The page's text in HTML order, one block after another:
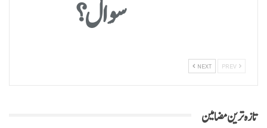
NEXT
تازہ ترین مضامین